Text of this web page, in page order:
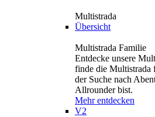
Multistrada
Übersicht
Multistrada Familie
Entdecke unsere
finde die
der Suche nach
Allrounder bist.
Mehr entdecken
V2